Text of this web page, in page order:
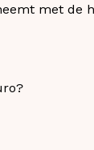
met de